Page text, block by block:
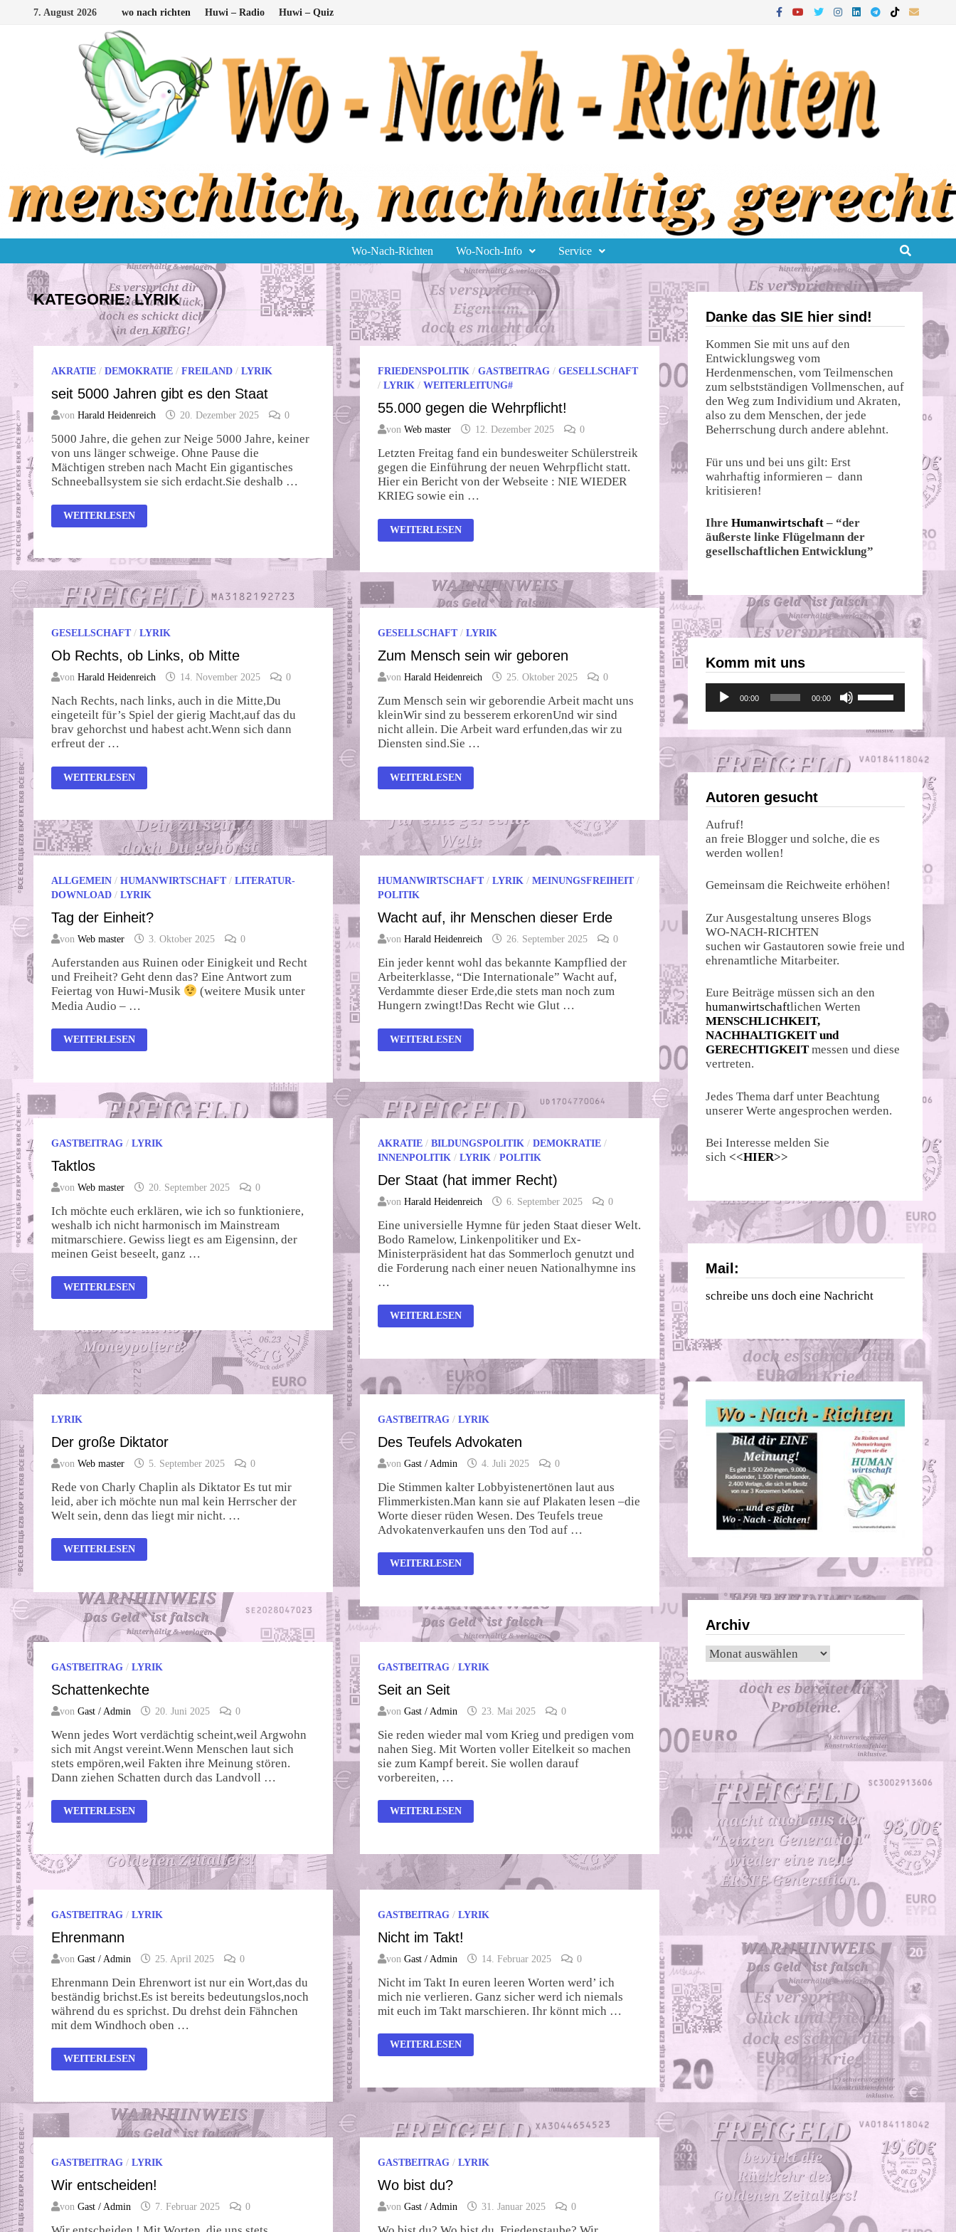
7. August 2026 wo nach richten Huwi – Radio Huwi – Quiz
Wo-Nach-Richten Wo-Noch-Info Service
KATEGORIE:LYRIK
AKRATIE / DEMOKRATIE / FREILAND / LYRIK
seit 5000 Jahren gibt es den Staat
von Harald Heidenreich 20. Dezember 2025 0
5000 Jahre, die gehen zur Neige 5000 Jahre, keiner
von uns länger schweige. Ohne Pause die
Mächtigen streben nach Macht Ein gigantisches
Schneeballsystem sie sich erdacht.Sie deshalb …
SEIT
5000
DEN
STAAT
WEITERLESEN
FRIEDENSPOLITIK/ GASTBEITRAG/ GESELLSCHAFT
/ LYRIK/ WEITERLEITUNG#
55.000 gegen die Wehrpflicht!
von Web master 12. Dezember 2025 0
Letzten Freitag fand ein bundesweiter Schülerstreik
gegen die Einführung der neuen Wehrpflicht statt.
Hier ein Bericht von der Webseite : NIE WIEDER
KRIEG sowie ein …
55.000
GEGEN
WEITERLESEN
GESELLSCHAFT/ LYRIK
Ob Rechts, ob Links, ob Mitte
von Harald Heidenreich 14. November 2025 0
Nach Rechts, nach links, auch in die Mitte,Du
eingeteilt für’s Spiel der gierig Macht,auf das du
brav gehorchst und habest acht.Wenn sich dann
erfreut der …
OB
RECHTS,
MITTE
WEITERLESEN
GESELLSCHAFT/ LYRIK
Zum Mensch sein wir geboren
von Harald Heidenreich 25. Oktober 2025 0
Zum Mensch sein wir geborendie Arbeit macht uns
kleinWir sind zu besserem erkorenUnd wir sind
nicht allein. Die Arbeit ward erfunden,das wir zu
Diensten sind.Sie …
ZUM
MENSCH
WEITERLESEN
ALLGEMEIN / HUMANWIRTSCHAFT/ LITERATUR-
DOWNLOAD / LYRIK
Tag der Einheit?
von Web master 3. Oktober 2025 0
Auferstanden aus Ruinen oder Einigkeit und Recht
und Freiheit? Geht denn das? Eine Antwort zum
Feiertag von Huwi-Musik
(weitere Musik unter
Media Audio – …
TAG
DER
WEITERLESEN
HUMANWIRTSCHAFT/ LYRIK/ MEINUNGSFREIHEIT/
POLITIK
Wacht auf, ihr Menschen dieser Erde
von Harald Heidenreich 26. September 2025 0
Ein jeder kennt wohl das bekannte Kampflied der
Arbeiterklasse, “Die Internationale” Wacht auf,
Verdammte dieser Erde,die stets man noch zum
Hungern zwingt!Das Recht wie Glut …
WACHT
AUF,
WEITERLESEN
GASTBEITRAG / LYRIK
Taktlos
von Web master 20. September 2025 0
Ich möchte euch erklären, wie ich so funktioniere,
weshalb ich nicht harmonisch im Mainstream
mitmarschiere. Gewiss liegt es am Eigensinn, der
meinen Geist beseelt, ganz …
TAKTLOS
WEITERLESEN
AKRATIE/ BILDUNGSPOLITIK / DEMOKRATIE/
INNENPOLITIK / LYRIK / POLITIK
Der Staat (hat immer Recht)
von Harald Heidenreich 6. September 2025 0
Eine universielle Hymne für jeden Staat dieser Welt.
Bodo Ramelow, Linkenpolitiker und Ex-
Ministerpräsident hat das Sommerloch genutzt und
die Forderung nach einer neuen Nationalhymne ins
…
DER
STAAT
WEITERLESEN
LYRIK
Der große Diktator
von Web master 5. September 2025 0
Rede von Charly Chaplin als Diktator Es tut mir
leid, aber ich möchte nun mal kein Herrscher der
Welt sein, denn das liegt mir nicht. …
DER
GROSSE D
WEITERLESEN
GASTBEITRAG/ LYRIK
Des Teufels Advokaten
von Gast / Admin 4. Juli 2025 0
Die Stimmen kalter Lobbyistenertönen laut aus
Flimmerkisten.Man kann sie auf Plakaten lesen –die
Worte dieser rüden Wesen. Des Teufels treue
Advokatenverkaufen uns den Tod auf …
DES
TEUFELS
WEITERLESEN
GASTBEITRAG / LYRIK
Schattenkechte
von Gast / Admin 20. Juni 2025 0
Wenn jedes Wort verdächtig scheint,weil Argwohn
sich mit Angst vereint.Wenn Menschen laut sich
stets empören,weil Fakten ihre Meinung stören.
Dann ziehen Schatten durch das Landvoll …
SCHATTENKECHTE
WEITERLESEN
GASTBEITRAG/ LYRIK
Seit an Seit
von Gast / Admin 23. Mai 2025 0
Sie reden wieder mal vom Krieg und predigen vom
nahen Sieg. Mit Worten voller Eitelkeit so machen
sie zum Kampf bereit. Sie wollen darauf
vorbereiten, …
SEIT
AN
WEITERLESEN
GASTBEITRAG / LYRIK
Ehrenmann
von Gast / Admin 25. April 2025 0
Ehrenmann Dein Ehrenwort ist nur ein Wort,das du
beständig brichst.Es ist bereits bedeutungslos,noch
während du es sprichst. Du drehst dein Fähnchen
mit dem Windhoch oben …
EHRENMANN
WEITERLESEN
GASTBEITRAG/ LYRIK
Nicht im Takt!
von Gast / Admin 14. Februar 2025 0
Nicht im Takt In euren leeren Worten werd’ ich
mich nie verlieren. Ganz sicher werd ich niemals
mit euch im Takt marschieren. Ihr könnt mich …
NICHT
IM
WEITERLESEN
GASTBEITRAG / LYRIK
Wir entscheiden!
von Gast / Admin 7. Februar 2025 0
GASTBEITRAG/ LYRIK
Wo bist du?
von Gast / Admin 31. Januar 2025 0
Danke das SIE hier sind!
Kommen Sie mit uns auf den
Entwicklungsweg vom
Herdenmenschen, vom Teilmenschen
zum selbstständigen Vollmenschen, auf
den Weg zum Individium und Akraten,
also zu dem Menschen, der jede
Beherrschung durch andere ablehnt.
Für uns und bei uns gilt: Erst
wahrhaftig informieren – dann
kritisieren!
Ihre Humanwirtschaft – “der
äußerste linke Flügelmann der
gesellschaftlichen Entwicklung”
Komm mit uns
Audio-
Player
00:00 00:00
Hoch/Runter
um
Lautstärke
Autoren gesucht
Aufruf!
an freie Blogger und solche, die es
werden wollen!
Gemeinsam die Reichweite erhöhen!
Zur Ausgestaltung unseres Blogs
WO-NACH-RICHTEN
suchen wir Gastautoren sowie freie und
ehrenamtliche Mitarbeiter.
Eure Beiträge müssen sich an den
humanwirtschaftlichen Werten
MENSCHLICHKEIT,
NACHHALTIGKEIT und
GERECHTIGKEIT messen und diese
vertreten.
Jedes Thema darf unter Beachtung
unserer Werte angesprochen werden.
Bei Interesse melden Sie
sich <<HIER>>
Mail:
schreibe uns doch eine Nachricht
Archiv
Archiv